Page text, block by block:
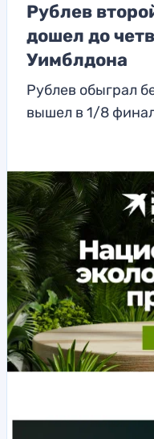
Рублев
дошел до
Уимблдона
Рублев обыграл
вышел в 1/8